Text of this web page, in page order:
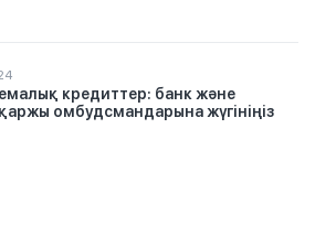
кредиттер: банк және
омбудсмандарына жүгініңіз